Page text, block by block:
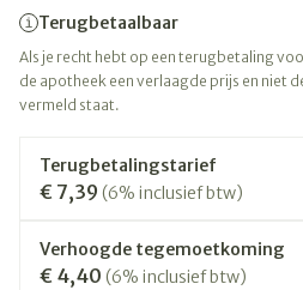
Terugbetaalbaar
Als je recht hebt op een terugbetaling
de apotheek een verlaagde prijs en niet
vermeld staat.
Terugbetalingstarief
€ 7,39 (6% inclusief btw)
Verhoogde tegemoetkoming
€ 4,40 (6% inclusief btw)